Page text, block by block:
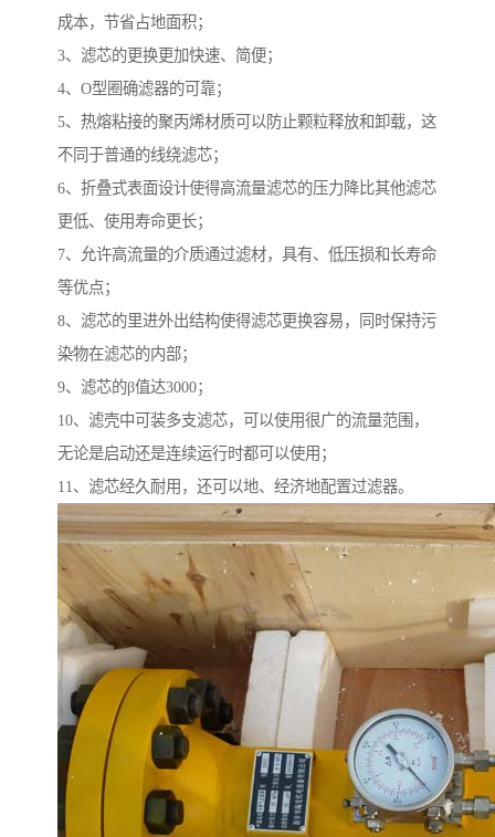
成本，节省占地面积；
3、滤芯的更换更加快速、简便；
4、O型圈确滤器的可靠；
5、热熔粘接的聚丙烯材质可以防止颗粒释放和卸载，这
不同于普通的线绕滤芯；
6、折叠式表面设计使得高流量滤芯的压力降比其他滤芯
更低、使用寿命更长；
7、允许高流量的介质通过滤材，具有、低压损和长寿命
等优点；
8、滤芯的里进外出结构使得滤芯更换容易，同时保持污
染物在滤芯的内部；
9、滤芯的β值达3000；
10、滤壳中可装多支滤芯，可以使用很广的流量范围，
无论是启动还是连续运行时都可以使用；
11、滤芯经久耐用，还可以地、经济地配置过滤器。